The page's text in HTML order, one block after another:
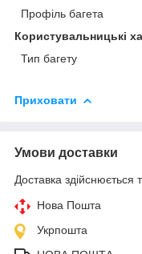
Профіль багета
Користувальницькі
Тип багету
Приховати
Умови доставки
Доставка здійснюється
Нова Пошта
Укрпошта